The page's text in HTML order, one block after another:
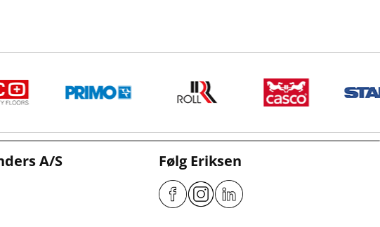
A/S Følg Eriksen